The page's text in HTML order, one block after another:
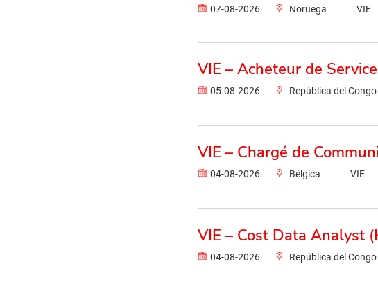
07-08-2026 Noruega VIE
VIE – Acheteur de
05-08-2026 República del Congo
VIE – Chargé de
04-08-2026 Bélgica VIE
VIE – Cost Data Analyst
04-08-2026 República del Congo